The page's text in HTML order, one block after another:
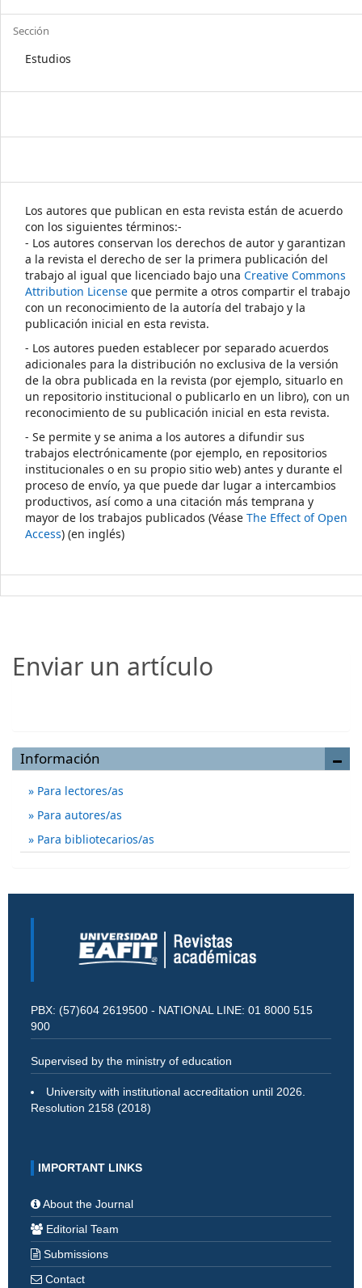
Sección
Estudios
Los autores que publican en esta revista están de acuerdo
con los siguientes términos:-
- Los autores conservan los derechos de autor y garantizan
a la revista el derecho de ser la primera publicación del
trabajo al igual que licenciado bajo una Creative Commons
Attribution License que permite a otros compartir el trabajo
con un reconocimiento de la autoría del trabajo y la
publicación inicial en esta revista.
- Los autores pueden establecer por separado acuerdos
adicionales para la distribución no exclusiva de la versión
de la obra publicada en la revista (por ejemplo, situarlo en
un repositorio institucional o publicarlo en un libro), con un
reconocimiento de su publicación inicial en esta revista.
- Se permite y se anima a los autores a difundir sus
trabajos electrónicamente (por ejemplo, en repositorios
institucionales o en su propio sitio web) antes y durante el
proceso de envío, ya que puede dar lugar a intercambios
productivos, así como a una citación más temprana y
mayor de los trabajos publicados (Véase The Effect of Open
Access) (en inglés)
Enviar un artículo
Información
Para lectores/as
Para autores/as
Para bibliotecarios/as
PBX: (57)604 2619500 - NATIONAL LINE: 01 8000 515
900
Supervised by the ministry of education
University with institutional accreditation until 2026.
Resolution 2158 (2018)
IMPORTANT LINKS
About the Journal
Editorial Team
Submissions
Contact